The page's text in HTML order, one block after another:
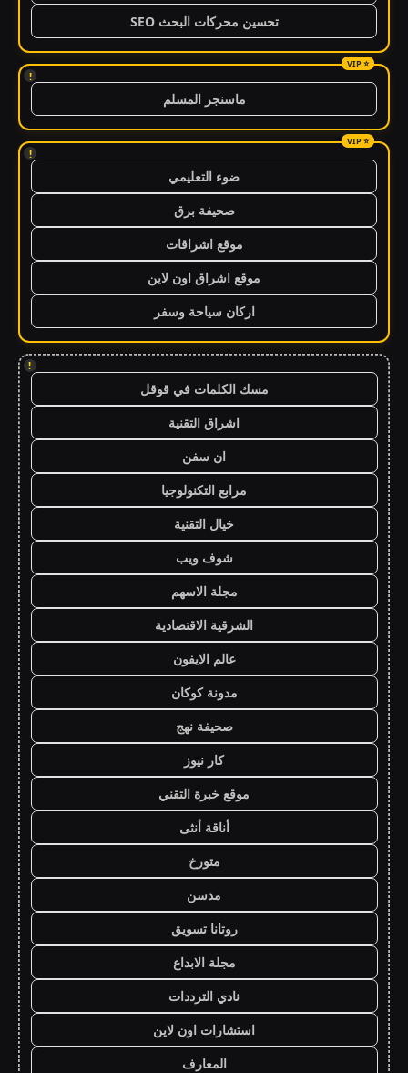
تحسين محركات البحث SEO
!
ماسنجر المسلم
!
ضوء التعليمي
صحيفة برق
موقع اشراقات
موقع اشراق اون لاين
اركان سياحة وسفر
!
مسك الكلمات في قوقل
اشراق التقنية
ان سفن
مرابع التكنولوجيا
خيال التقنية
شوف ويب
مجلة الاسهم
الشرقية الاقتصادية
عالم الايفون
مدونة كوكان
صحيفة نهج
كار نيوز
موقع خبرة التقني
أناقة أنثى
متورخ
مدسن
روتانا تسويق
مجلة الابداع
نادي الترددات
استشارات اون لاين
المعارف